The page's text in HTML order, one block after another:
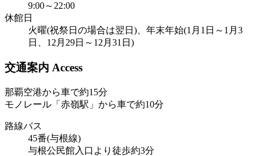
9:00～22:00
休館日
火曜(祝祭日の場合は翌日)、年末年始(1月1日～1月3
日、12月29日～12月31日)
交通案内 Access
那覇空港から車で約15分
モノレール「赤嶺駅」から車で約10分
路線バス
45番(与根線)
与根公民館入口より徒歩約3分